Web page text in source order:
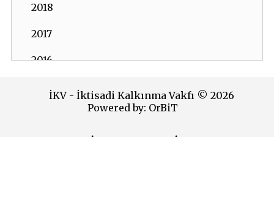
2018
2017
2016
İKV - İktisadi Kalkınma Vakfı © 2026
Powered by: OrBiT